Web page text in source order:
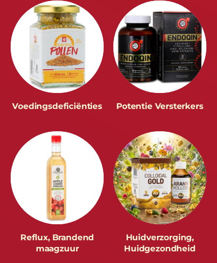
Voedingsdeficiënties Potentie Versterkers
Reflux, Brandend
maagzuur
Huidverzorging,
Huidgezondheid